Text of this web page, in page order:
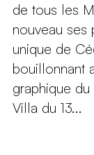
de tous les
nouveau
unique de
bouillonnant
graphique
Villa du 13...